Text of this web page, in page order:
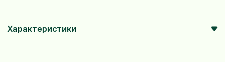
Характеристики